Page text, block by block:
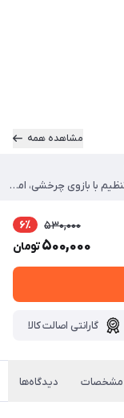
مشاهده همه
دارای طراحی قابل‌تنظیم با بازوی چرخشی، امکان استفاده آسان با یک دست، پایداری بالا و بدون مزاحمت برای دید راننده یا مسیر جریان هوا
530,000 6٪
500,000تومان
گارانتی اصالت کالا
مشخصات دیدگاه‌ها